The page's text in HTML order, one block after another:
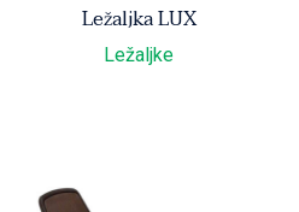
Ležaljka LUX
Ležaljke